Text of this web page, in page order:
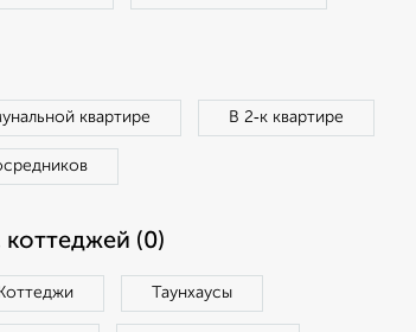
квартире В 2‑к квартире
(0)
Коттеджи Таунхаусы